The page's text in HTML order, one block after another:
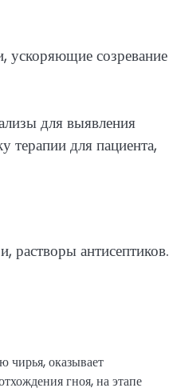
ускоряющие созревание
для выявления
терапии для пациента,
растворы антисептиков.
чирья, оказывает
гноя, на этапе